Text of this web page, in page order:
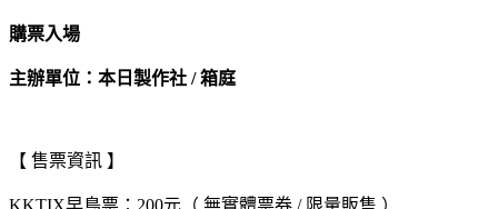
購票入場
主辦單位：本日製作社 / 箱庭
【 售票資訊 】
KKTIX早鳥票：200元（ 無實體票券 / 限量販售 ）